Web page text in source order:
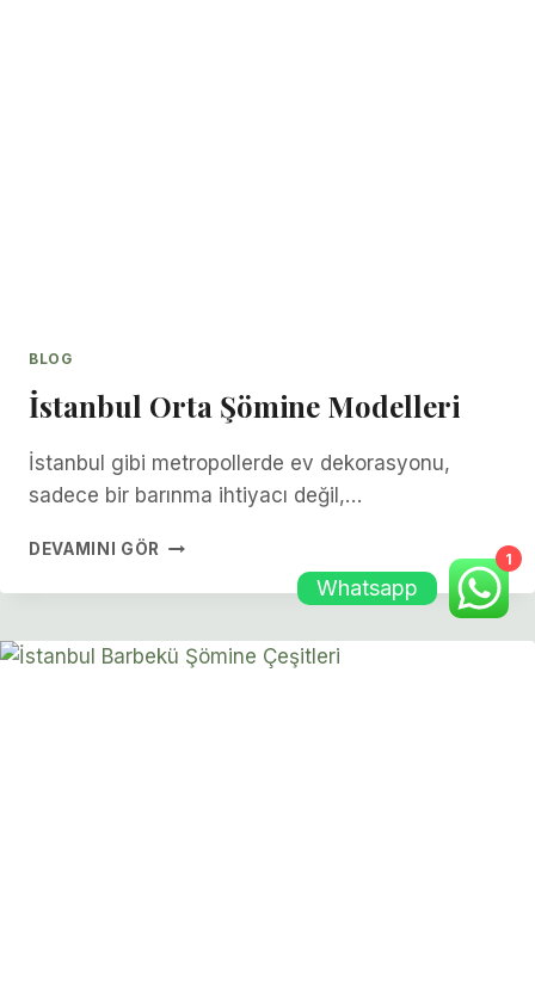
BLOG
İstanbul Orta Şömine Modelleri
İstanbul gibi metropollerde ev dekorasyonu,
sadece bir barınma ihtiyacı değil,…
DEVAMINI GÖR İSTANBUL
ŞÖMINE
1
Whatsapp